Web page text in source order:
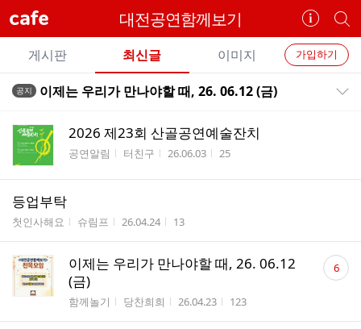
cafe 대전공연함께보기
카
페
정
보
개
별
카
페
검
카
페
뉴
가입하기
게시판 최신글 이미지
전
트
공지 이제는 우리가 만나야할 때, 26. 06.12 (금)
2026 제23회 산골공연예술잔치
게시판명
공연알림 작성자
터친구 작성시간
26.06.03 조회수
25
등업부탁
게시판명
첫인사해요 작성자
슈림프 작성시간
26.04.24 조회수
13
이제는 우리가 만나야할 때, 26. 06.12
(금)
게시판명
함께놀기 작성자
당찬희희 작성시간
26.04.23 조회수
123
댓
글 6